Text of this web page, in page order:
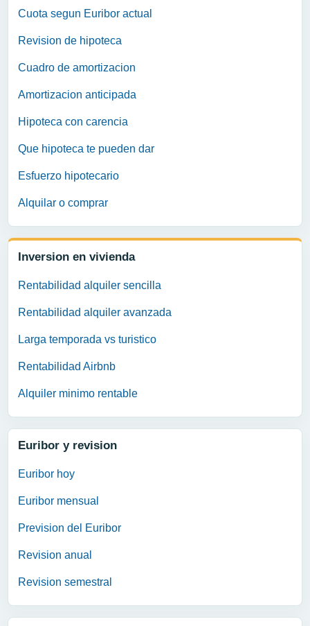
Cuota segun Euribor actual
Revision de hipoteca
Cuadro de amortizacion
Amortizacion anticipada
Hipoteca con carencia
Que hipoteca te pueden dar
Esfuerzo hipotecario
Alquilar o comprar
Inversion en vivienda
Rentabilidad alquiler sencilla
Rentabilidad alquiler avanzada
Larga temporada vs turistico
Rentabilidad Airbnb
Alquiler minimo rentable
Euribor y revision
Euribor hoy
Euribor mensual
Prevision del Euribor
Revision anual
Revision semestral